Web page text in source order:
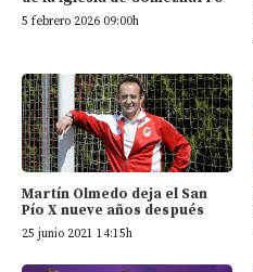
5 febrero 2026 09:00h
Martín Olmedo deja el San
Pío X nueve años después
25 junio 2021 14:15h